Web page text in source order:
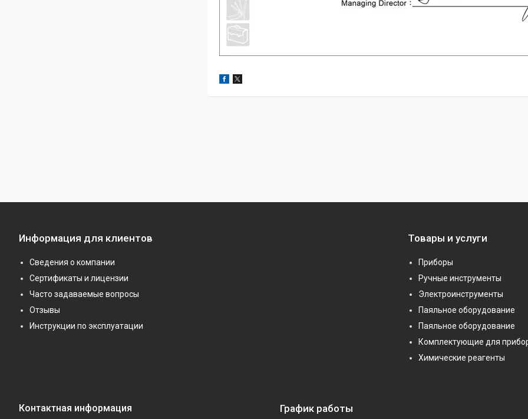
Информация для клиентов
Сведения о компании
Сертификаты и лицензии
Часто задаваемые вопросы
Отзывы
Инструкции по эксплуатации
Товары и услуги
Приборы
Ручные инструменты
Электроинструменты
Паяльное оборудование
Паяльное оборудование
Комплектующие для
Химические реагенты
График работы